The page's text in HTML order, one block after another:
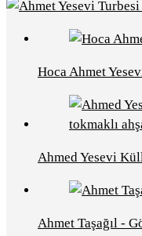
Hoca Ahmet
Ahmed Yesevi
Ahmet Taşağıl -